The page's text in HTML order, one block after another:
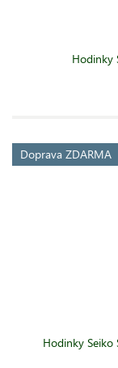
Hodinky
Doprava ZDARMA
Hodinky Seiko